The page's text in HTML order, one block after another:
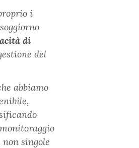
i
di
del
abbiamo
singole